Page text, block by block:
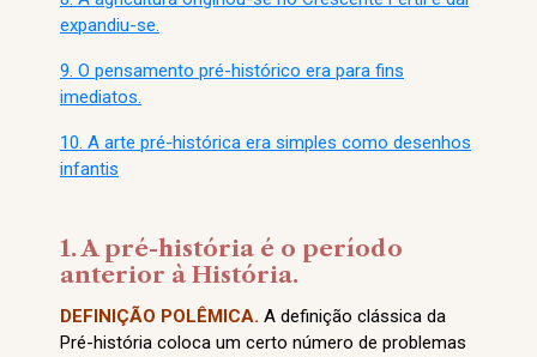
expandiu-se.
9. O pensamento pré-histórico era para fins
imediatos.
10. A arte pré-histórica era simples como desenhos
infantis
1. A pré-história é o período
anterior à História.
DEFINIÇÃO POLÊMICA. A definição clássica da
Pré-história coloca um certo número de problemas